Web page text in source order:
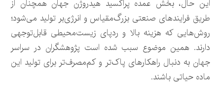
این حال، بخش عمده پراکسید هیدروژن جهان همچنان از
طریق فرایندهای صنعتی بزرگ‌مقیاس و انرژی‌بر تولید می‌شود؛
روش‌هایی که هزینه بالا و ردپای زیست‌محیطی قابل‌توجهی
دارند. همین موضوع سبب شده است پژوهشگران در سراسر
جهان به دنبال راهکارهای پاک‌تر و کم‌مصرف‌تر برای تولید این
ماده حیاتی باشند.